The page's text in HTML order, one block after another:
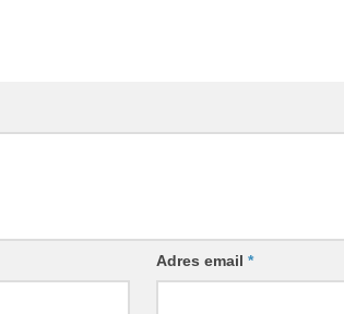
Adres email*